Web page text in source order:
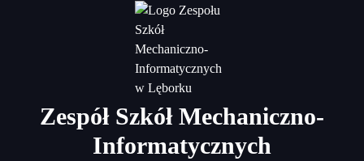
Zespół Szkół Mechaniczno-
Informatycznych